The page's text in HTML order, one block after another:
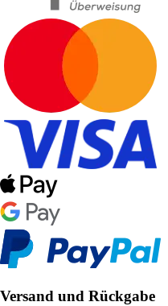
Versand und Rückgabe